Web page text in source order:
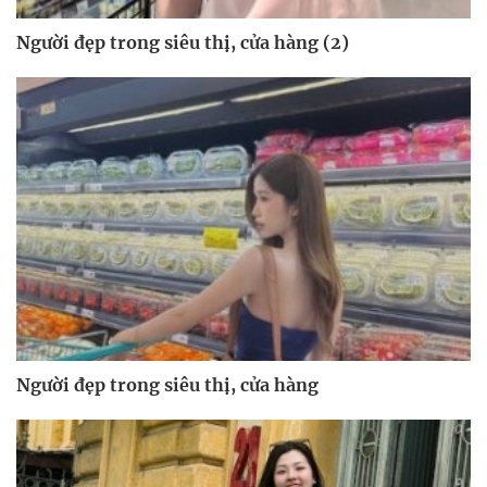
Người đẹp trong siêu thị, cửa hàng (2)
Người đẹp trong siêu thị, cửa hàng